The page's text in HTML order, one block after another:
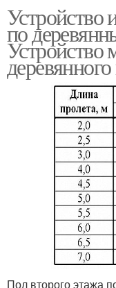
Устройство
по
Устройство
Пол второго этажа